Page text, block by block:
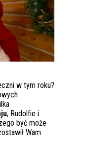
w tym roku?
, Rudolfie i
być może
Wam